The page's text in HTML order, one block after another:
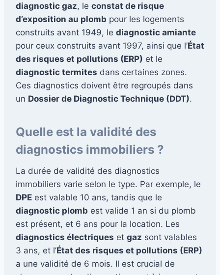
diagnostic gaz, le constat de risque
d’exposition au plomb pour les logements
construits avant 1949, le diagnostic amiante
pour ceux construits avant 1997, ainsi que l’État
des risques et pollutions (ERP) et le
diagnostic termites dans certaines zones.
Ces diagnostics doivent être regroupés dans
un Dossier de Diagnostic Technique (DDT).
Quelle est la validité des
diagnostics immobiliers ?
La durée de validité des diagnostics
immobiliers varie selon le type. Par exemple, le
DPE est valable 10 ans, tandis que le
diagnostic plomb est valide 1 an si du plomb
est présent, et 6 ans pour la location. Les
diagnostics électriques et gaz sont valables
3 ans, et l’État des risques et pollutions (ERP)
a une validité de 6 mois. Il est crucial de